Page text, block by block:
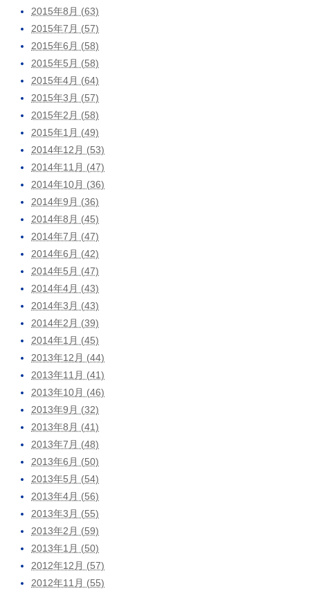
2015年8月 (63)
2015年7月 (57)
2015年6月 (58)
2015年5月 (58)
2015年4月 (64)
2015年3月 (57)
2015年2月 (58)
2015年1月 (49)
2014年12月 (53)
2014年11月 (47)
2014年10月 (36)
2014年9月 (36)
2014年8月 (45)
2014年7月 (47)
2014年6月 (42)
2014年5月 (47)
2014年4月 (43)
2014年3月 (43)
2014年2月 (39)
2014年1月 (45)
2013年12月 (44)
2013年11月 (41)
2013年10月 (46)
2013年9月 (32)
2013年8月 (41)
2013年7月 (48)
2013年6月 (50)
2013年5月 (54)
2013年4月 (56)
2013年3月 (55)
2013年2月 (59)
2013年1月 (50)
2012年12月 (57)
2012年11月 (55)